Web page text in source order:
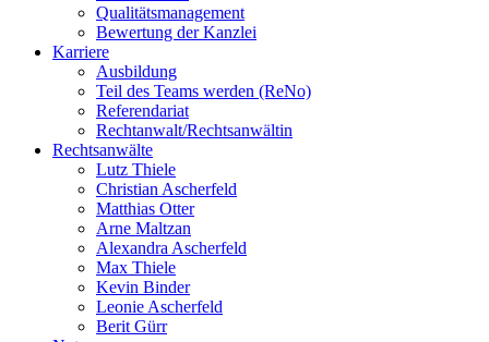
Qualitätsmanagement
Bewertung der Kanzlei
Karriere
Ausbildung
Teil des Teams werden (ReNo)
Referendariat
Rechtanwalt/Rechtsanwältin
Rechtsanwälte
Lutz Thiele
Christian Ascherfeld
Matthias Otter
Arne Maltzan
Alexandra Ascherfeld
Max Thiele
Kevin Binder
Leonie Ascherfeld
Berit Gürr